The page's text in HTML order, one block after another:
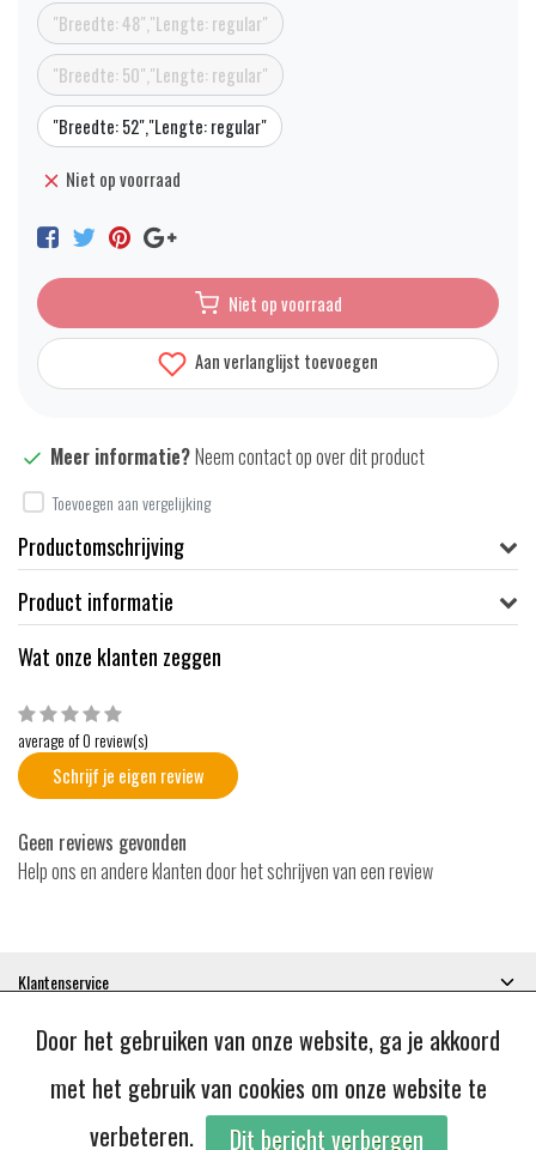
"Breedte: 48","Lengte: regular"
"Breedte: 50","Lengte: regular"
"Breedte: 52","Lengte: regular"
Niet op voorraad
Niet op voorraad
Aan verlanglijst toevoegen
Meer informatie?Neem contact op over dit product
Toevoegen aan vergelijking
Productomschrijving
Product informatie
Wat onze klanten zeggen
average of 0 review(s)
Schrijf je eigen review
Geen reviews gevonden
Help ons en andere klanten door het schrijven van een review
Klantenservice
Categorieën
Contactgegevens
© Copyright 2026 - JoBie | RealisatieInStijl Media
Door het gebruiken van onze website, ga je akkoord
met het gebruik van cookies om onze website te
verbeteren.
Dit bericht verbergen